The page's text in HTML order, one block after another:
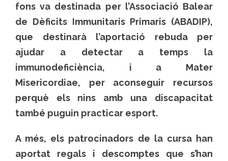
fons va destinada per l’Associació Balear
de Dèficits Immunitaris Primaris (ABADIP),
que destinarà l’aportació rebuda per
ajudar a detectar a temps la
immunodeficiència, i a Mater
Misericordiae, per aconseguir recursos
perquè els nins amb una discapacitat
també puguin practicar esport.
A més, els patrocinadors de la cursa han
aportat regals i descomptes que s’han